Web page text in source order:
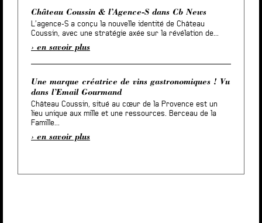
Château Coussin & l’Agence-S dans Cb News
L’agence-S a conçu la nouvelle identité de Château
Coussin, avec une stratégie axée sur la révélation de...
en savoir plus
Une marque créatrice de vins gastronomiques ! Vu
dans l’Email Gourmand
Château Coussin, situé au cœur de la Provence est un
lieu unique aux mille et une ressources. Berceau de la
Famille...
en savoir plus